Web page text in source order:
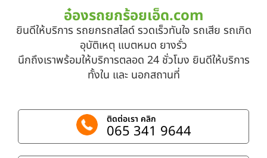
อ๋องรถยกร้อยเอ็ด.com
ยินดีให้บริการ รถยกรถสไลด์ รวดเร็วทันใจ รถเสีย รถเกิด
อุบัติเหตุ แบตหมด ยางรั่ว
นึกถึงเราพร้อมให้บริการตลอด 24 ชั่วโมง ยินดีให้บริการ
ทั้งใน และ นอกสถานที่
ติดต่อเรา คลิก
065 341 9644